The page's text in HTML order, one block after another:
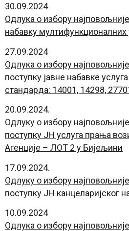
30.09.2024
Oдлука о избору
набавку мултифункционалних
27.09.2024
Oдлука о избору
поступку јавне набавке
стандарда: 14001, 14298,
20.09.2024.
Одлуку о избору
поступку ЈН услуга прања
Агенције – ЛОТ 2 у Бијељини
17.09.2024.
Одлуку о избору
поступку ЈН канцеларијског
10.09.2024
Одлука о избору